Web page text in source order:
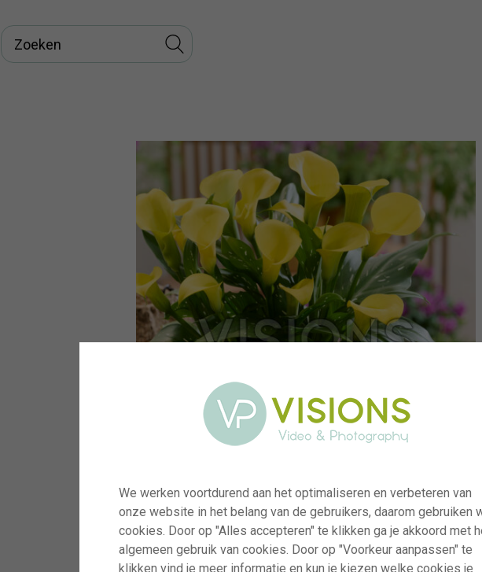
We werken voortdurend aan het optimaliseren en verbeteren van
onze website in het belang van de gebruikers, daarom gebruiken
cookies. Door op "Alles accepteren" te klikken ga je akkoord met
algemeen gebruik van cookies. Door op "Voorkeur aanpassen" te
klikken vind je meer informatie en kun je kiezen welke cookies je